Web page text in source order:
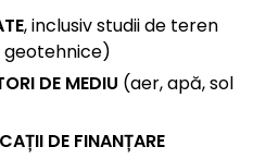
, inclusiv studii de teren
geotehnice)
DE MEDIU (aer, apă, sol
DE FINANȚARE